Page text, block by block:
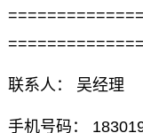
联系人： 吴经理
手机号码：